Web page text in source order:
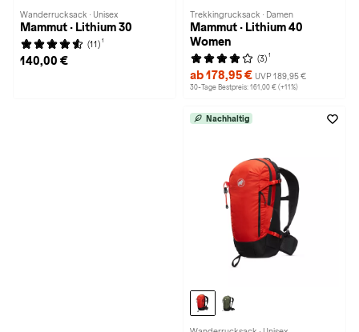
Wanderrucksack · Unisex
Mammut · Lithium 30
(11) 1
140,00 €
Trekkingrucksack · Damen
Mammut · Lithium 40
Women
(3) 1
ab 178,95 € UVP 189,95 €
30-Tage Bestpreis: 161,00 € (+11%)
Nachhaltig